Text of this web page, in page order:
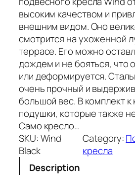
высоким качеством и
внешним видом. Оно
смотрится на ухоженной
террасе. Его можно
дождем и не бояться, что
или деформируется.
очень прочный и
большой вес. В комплект к
подушки, которые также
Само кресло…
SKU:Wind
Black
Category:
кресла
Description